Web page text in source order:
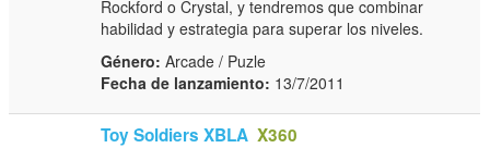
Rockford o Crystal, y tendremos que combinar
habilidad y estrategia para superar los niveles.
Género: Arcade / Puzle
Fecha de lanzamiento: 13/7/2011
Toy Soldiers XBLA X360